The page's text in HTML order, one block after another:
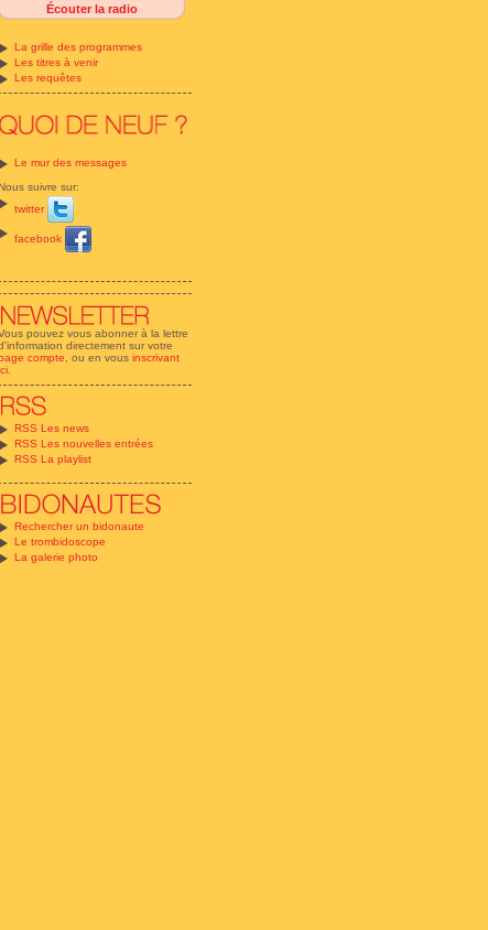
Écouter la radio
La grille des programmes
Les titres à venir
Les requêtes
Le mur des messages
suivre sur:
twitter
facebook
pouvez vous abonner à la lettre
directement sur votre
compte , ou en vous inscrivant
RSS Les news
RSS Les nouvelles entrées
RSS La playlist
Rechercher un bidonaute
Le trombidoscope
La galerie photo